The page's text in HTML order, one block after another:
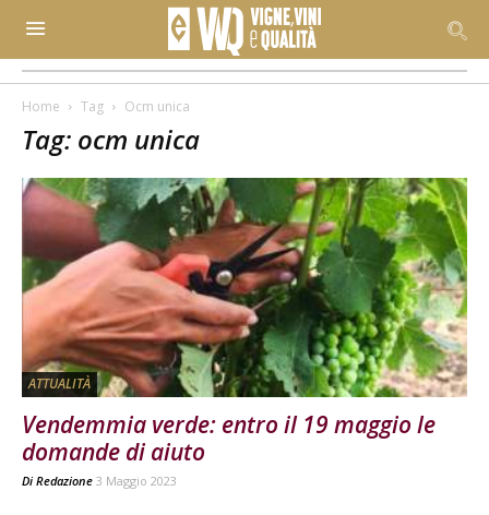
Home Tag Ocm unica
Tag: ocm unica
ATTUALITÀ
Vendemmia verde: entro il 19 maggio le
domande di aiuto
Di Redazione 3 Maggio 2023